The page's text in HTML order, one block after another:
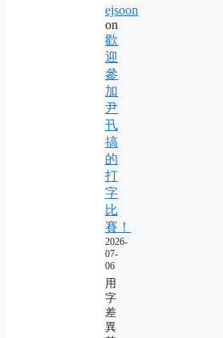
ejsoon
on
歡
迎
參
加
尹
卂
搞
的
打
字
比
賽！
2026-
07-
06
用
字
差
異